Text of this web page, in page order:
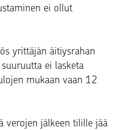
ei ollut
yrittäjän äitiysrahan
ei lasketa
mukaan vaan 12
verojen jälkeen tilille jää